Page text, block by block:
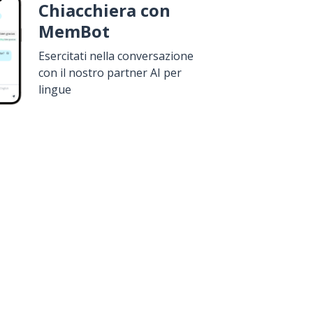
Chiacchiera con
MemBot
Esercitati nella conversazione
con il nostro partner AI per
lingue